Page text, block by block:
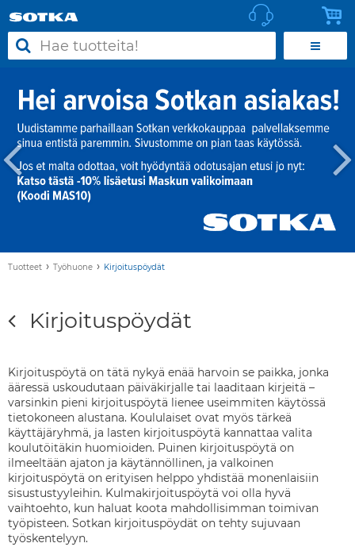
Tuotteet › Työhuone › Kirjoituspöydät
Kirjoituspöydät
Kirjoituspöytä on tätä nykyä enää harvoin se paikka, jonka
ääressä uskoudutaan päiväkirjalle tai laaditaan kirjeitä –
varsinkin pieni kirjoituspöytä lienee useimmiten käytössä
tietokoneen alustana. Koululaiset ovat myös tärkeä
käyttäjäryhmä, ja lasten kirjoituspöytä kannattaa valita
koulutöitäkin huomioiden. Puinen kirjoituspöytä on
ilmeeltään ajaton ja käytännöllinen, ja valkoinen
kirjoituspöytä on erityisen helppo yhdistää monenlaisiin
sisustustyyleihin. Kulmakirjoituspöytä voi olla hyvä
vaihtoehto, kun haluat koota mahdollisimman toimivan
työpisteen. Sotkan kirjoituspöydät on tehty sujuvaan
työskentelyyn.